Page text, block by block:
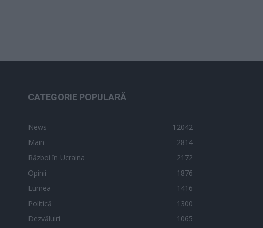
CATEGORIE POPULARĂ
News
12042
Main
2814
Război în Ucraina
2172
Opinii
1876
Lumea
1416
Politică
1300
Dezvăluiri
1065